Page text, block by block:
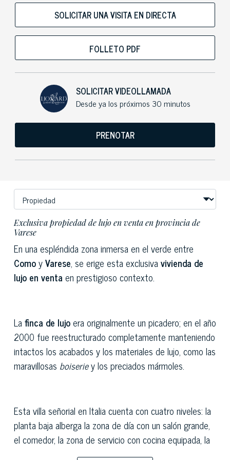
SOLICITAR UNA VISITA EN DIRECTA
FOLLETO PDF
SOLICITAR VIDEOLLAMADA
Desde ya los próximos 30 minutos
PRENOTAR
Exclusiva propiedad de lujo en venta en provincia de
Varese
En una espléndida zona inmersa en el verde entre
ComoyVarese, se erige esta exclusivavivienda de
lujo en venta en prestigioso contexto.
Lafinca de lujoera originalmente un picadero; en el año
2000 fue reestructurado completamente manteniendo
intactos los acabados y los materiales de lujo, como las
maravillosas boiseriey los preciados mármoles.
Esta villa señorial en Italia cuenta con cuatro niveles: la
planta baja alberga la zona de día con un salón grande,
el comedor, la zona de servicio con cocina equipada, la
sala cine y por último la zona noche, que comprende un